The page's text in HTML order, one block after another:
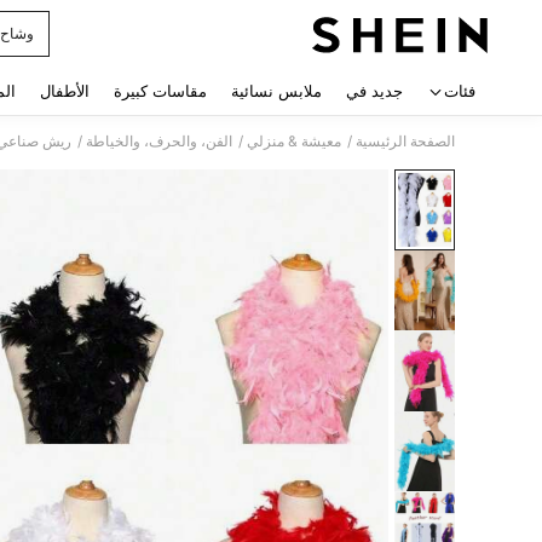
فئات جديد في ملابس نسائية مقاسات كبيرة الأطفال
الصفحة الرئيسية / معيشة & منزلي / الفن، والحرف، والخياطة / ريش